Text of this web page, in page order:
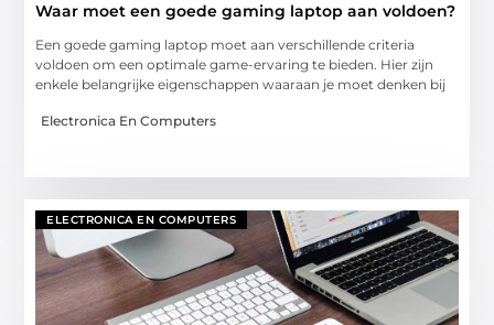
Waar moet een goede gaming laptop aan voldoen?
Een goede gaming laptop moet aan verschillende criteria
voldoen om een optimale game-ervaring te bieden. Hier zijn
enkele belangrijke eigenschappen waaraan je moet denken bij
Electronica En Computers
ELECTRONICA EN COMPUTERS